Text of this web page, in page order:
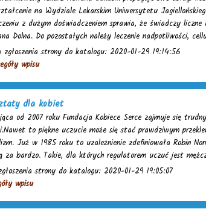
na Wydziale Lekarskim Uniwersytetu
z dużym doświadczeniem sprawia, że świadczy
Dolna. Do pozostałych należy leczenie nadpotliwości,
zgłoszenia strony do katalogu: 2020-01-29 19:14:56
wpisu
dla kobiet
od 2007 roku Fundacja Kobiece Serce zajmuje się
to piękne uczucie może się stać prawdziwym
Już w 1985 roku to uzależnienie zdefiniowała Robin
za bardzo. Takie, dla których regulatorem uczuć jest
strony do katalogu: 2020-01-29 19:05:07
wpisu